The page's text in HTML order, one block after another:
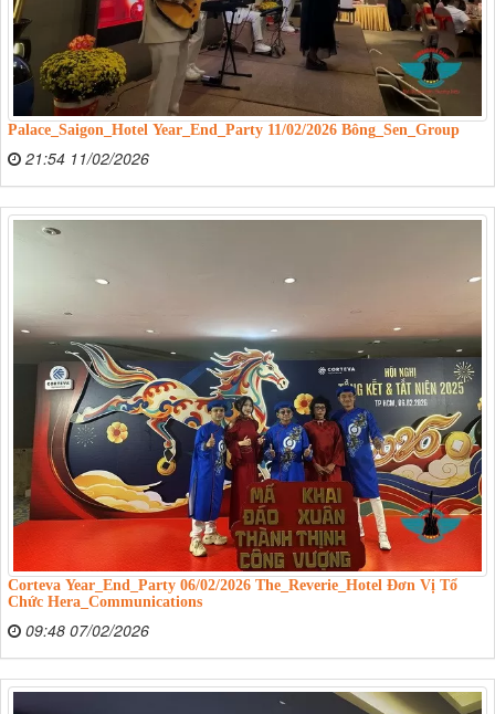
Palace_Saigon_Hotel Year_End_Party 11/02/2026 Bông_Sen_Group
21:54 11/02/2026
Corteva Year_End_Party 06/02/2026 The_Reverie_Hotel Đơn Vị Tổ
Chức Hera_Communications
09:48 07/02/2026